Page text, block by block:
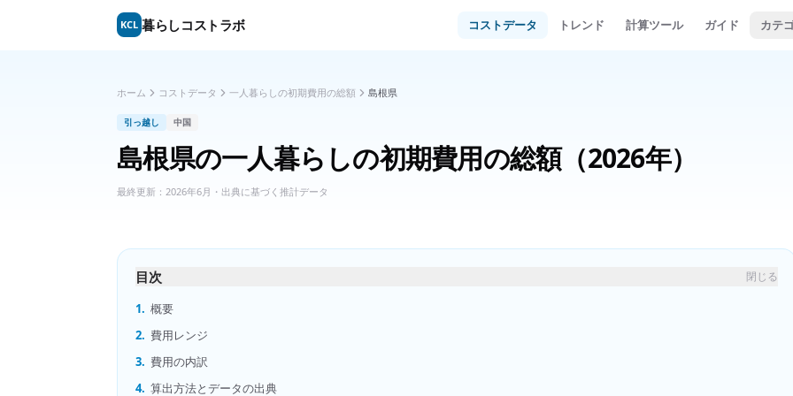
KCL 暮らしコストラボ コストデータ トレンド 計算ツール ガイド カテ
ホーム コストデータ 一人暮らしの初期費用の総額 島根県
引っ越し 中国
島根県の一人暮らしの初期費用の総額（2026年）
最終更新： 2026年6月 ・出典に基づく推計データ
目次 閉じる
1. 概要
2. 費用レンジ
3. 費用の内訳
4. 算出方法とデータの出典